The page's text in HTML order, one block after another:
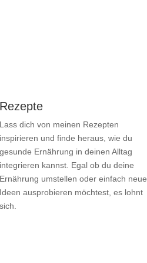
Rezepte
Lass dich von meinen Rezepten
inspirieren und finde heraus, wie du
gesunde Ernährung in deinen Alltag
integrieren kannst. Egal ob du deine
Ernährung umstellen oder einfach neue
Ideen ausprobieren möchtest, es lohnt
sich.